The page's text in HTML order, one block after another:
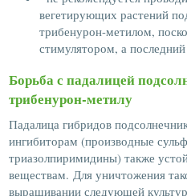
вегетирующих растений
трибенурон-метилом,
стимулятором, а
Борьба с падалицей
трибенурон-метилу
Падалица гибридов
ингибиторам (производные
триазолпиримидины) также
веществам. Для уничтожения
выращивании следующей